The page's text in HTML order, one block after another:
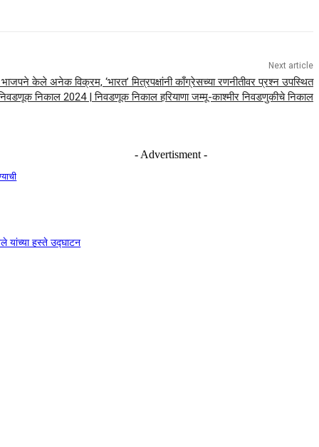
Next article
केले अनेक विक्रम, ‘भारत’ मित्रपक्षांनी काँग्रेसच्या रणनीतीवर प्रश्न उपस्थित
निकाल 2024 | निवडणूक निकाल हरियाणा जम्मू-काश्मीर निवडणुकीचे निकाल
- Advertisment -
यांच्या हस्ते उद्घाटन